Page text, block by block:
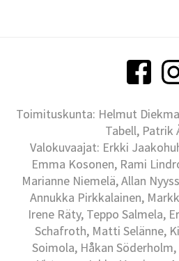
Toimituskunta: Helmut
Tabell, Patrik
Valokuvaajat: Erkki
Emma Kosonen, Rami
Marianne Niemelä, Allan
Annukka Pirkkalainen,
Irene Räty, Teppo Salmela,
Schafroth, Matti Selänne,
Soimola, Håkan